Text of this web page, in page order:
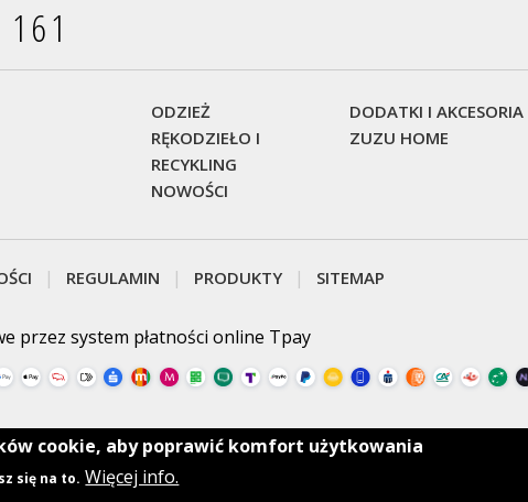
ODZIEŻ
DODATKI I AKCESORIA
RĘKODZIEŁO I
RECYKLING
ZUZU HOME
NOWOŚCI
REGULAMIN PRODUKTY SITEMAP
przez system płatności online Tpay
cookie, aby poprawić komfort użytkowania
się na to. Więcej info.